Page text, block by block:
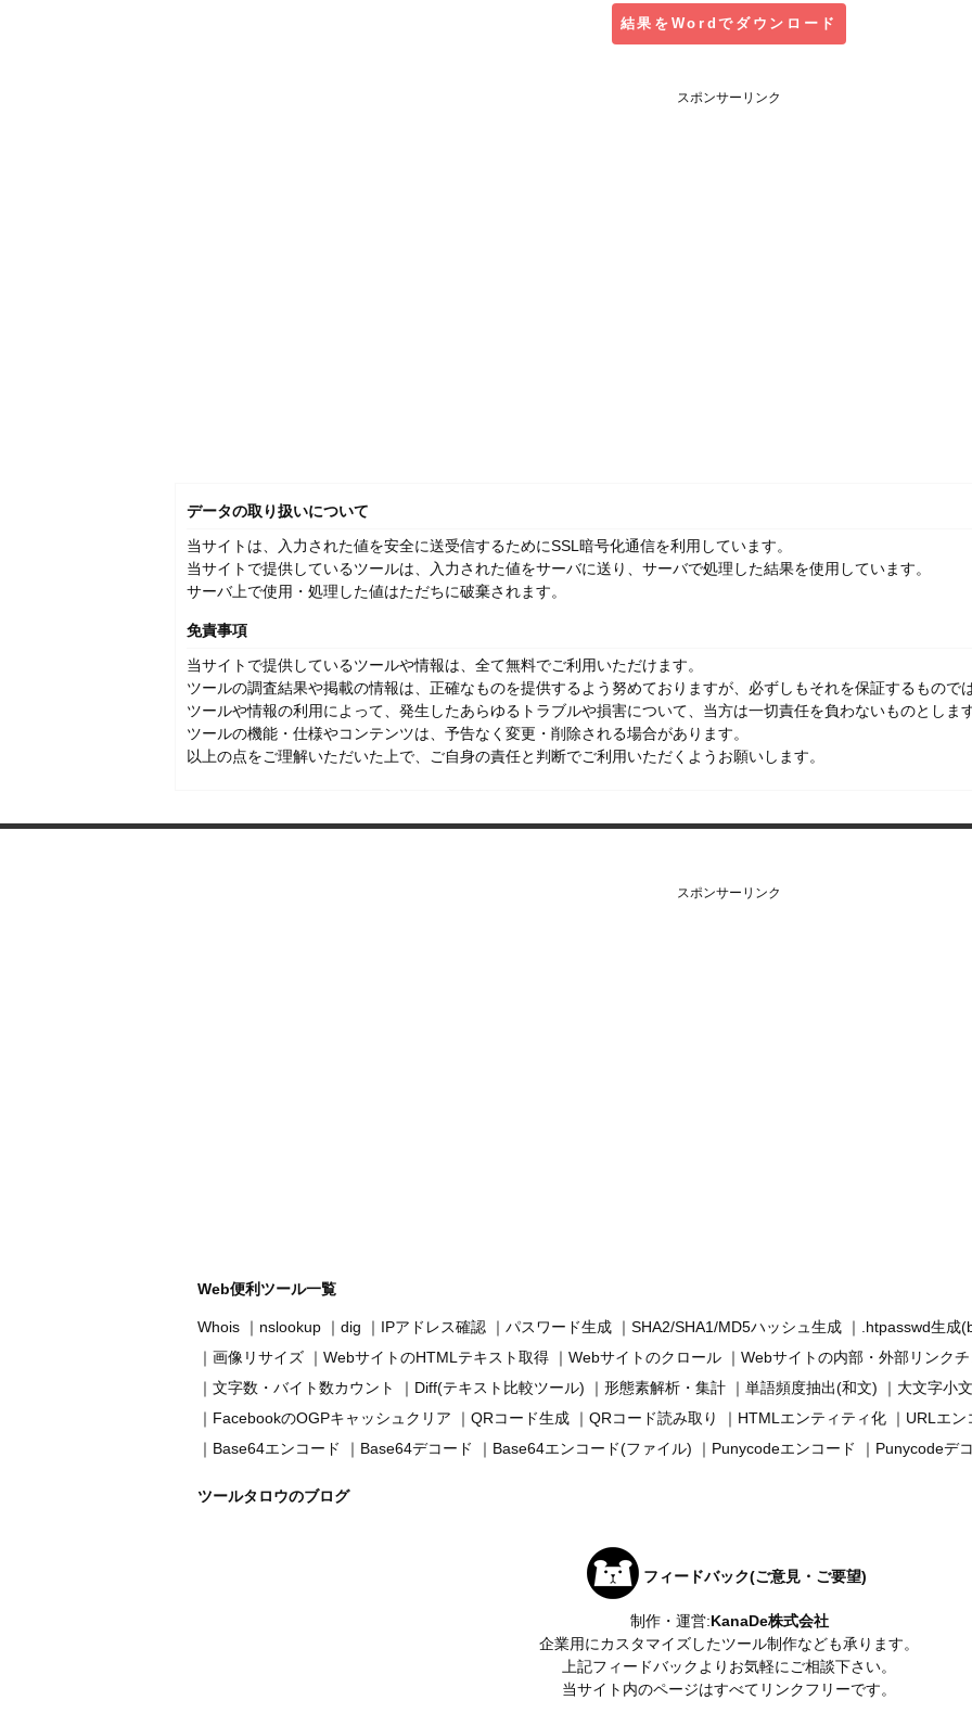
スポンサーリンク
データの取り扱いについて
当サイトは、入力された値を安全に送受信するためにSSL暗号化通信を利用しています。
当サイトで提供しているツールは、入力された値をサーバに送り、サーバで処理した結果を使用しています。
サーバ上で使用・処理した値はただちに破棄されます。
免責事項
当サイトで提供しているツールや情報は、全て無料でご利用いただけます。
ツールの調査結果や掲載の情報は、正確なものを提供するよう努めておりますが、必ずしもそれを保証するもので
ツールや情報の利用によって、発生したあらゆるトラブルや損害について、当方は一切責任を負わないものとします
ツールの機能・仕様やコンテンツは、予告なく変更・削除される場合があります。
以上の点をご理解いただいた上で、ご自身の責任と判断でご利用いただくようお願いします。
スポンサーリンク
Web便利ツール一覧
Whois nslookup dig IPアドレス確認 パスワード生成 SHA2/SHA1/MD5ハッシュ生成 .htpasswd生成
画像リサイズ
WebサイトのHTMLテキスト取得 Webサイトのクロール Webサイトの内部・外部リンクチ
文字数・バイト数カウント
Diff(テキスト比較ツール) 形態素解析・集計 単語頻度抽出(和文)
大文字小
FacebookのOGPキャッシュクリア
QRコード生成 QRコード読み取り HTMLエンティティ化 URLエン
Base64エンコード
Base64デコード Base64エンコード(ファイル) Punycodeエンコード Punycodeデ
ツールタロウのブログ
フィードバック(ご意見・ご要望)
制作・運営:KanaDe株式会社
企業用にカスタマイズしたツール制作なども承ります。
上記フィードバックよりお気軽にご相談下さい。
当サイト内のページはすべてリンクフリーです。